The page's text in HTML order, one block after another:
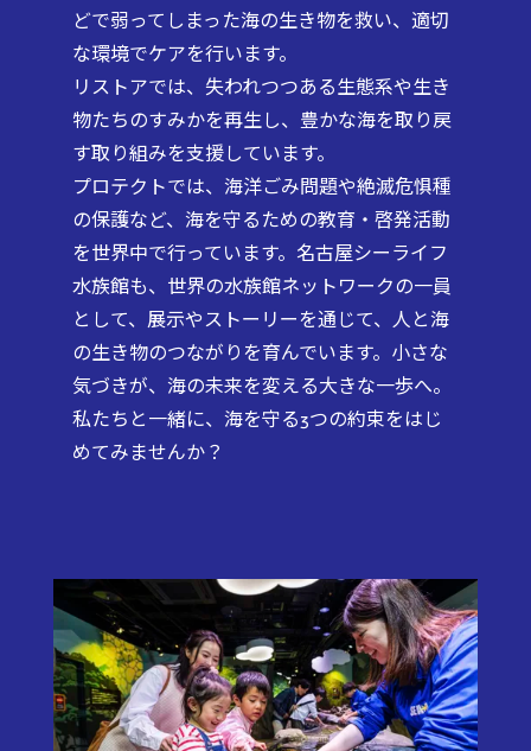
どで弱ってしまった海の生き物を救い、適切
な環境でケアを行います。
リストアでは、失われつつある生態系や生き
物たちのすみかを再生し、豊かな海を取り戻
す取り組みを支援しています。
プロテクトでは、海洋ごみ問題や絶滅危惧種
の保護など、海を守るための教育・啓発活動
を世界中で行っています。名古屋シーライフ
水族館も、世界の水族館ネットワークの一員
として、展示やストーリーを通じて、人と海
の生き物のつながりを育んでいます。小さな
気づきが、海の未来を変える大きな一歩へ。
私たちと一緒に、海を守る3つの約束をはじ
めてみませんか？